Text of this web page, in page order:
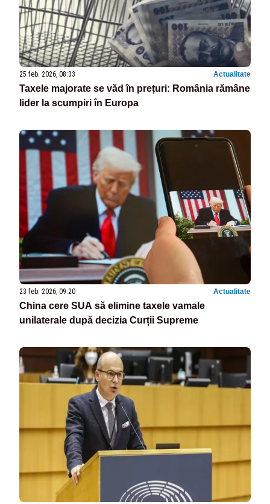
25 feb. 2026, 08:33 Actualitate
Taxele majorate se văd în prețuri: România rămâne
lider la scumpiri în Europa
23 feb. 2026, 09:20 Actualitate
China cere SUA să elimine taxele vamale
unilaterale după decizia Curții Supreme